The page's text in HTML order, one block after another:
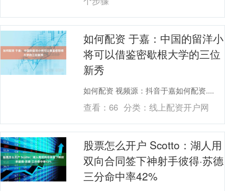
如何配资 于嘉：中国的留洋小
将可以借鉴密歇根大学的三位
新秀
如何配资 视频源：抖音于嘉如何配资....
查看：66 分类： 线上配资开户网
股票怎么开户 Scotto：湖人用
双向合同签下神射手彼得·苏德
三分命中率42%